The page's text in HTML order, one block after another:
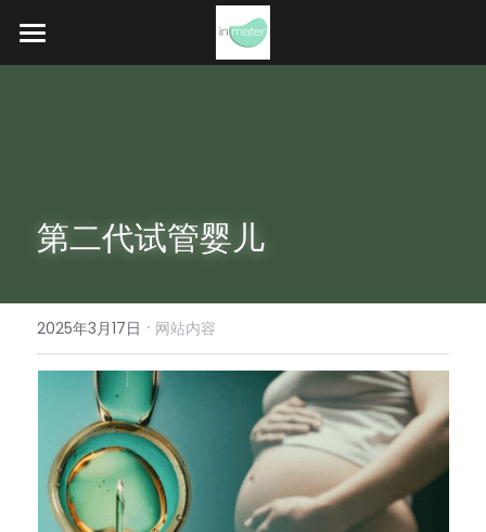
首页
捐卵
艾滋病跨性别
冻卵
问题/案例
旅行
第二代试管婴儿
2025年3月17日 · 网站内容